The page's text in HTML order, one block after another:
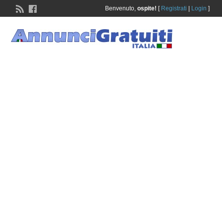
Benvenuto, ospite! [ Registrati Login ]